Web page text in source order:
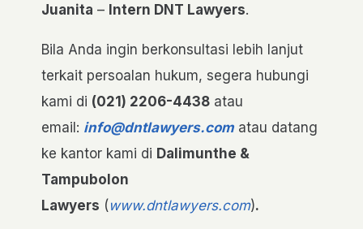
Juanita – Intern DNT Lawyers.
Bila Anda ingin berkonsultasi lebih lanjut
terkait persoalan hukum, segera hubungi
kami di (021) 2206-4438 atau
email: info@dntlawyers.com atau datang
ke kantor kami di Dalimunthe &
Tampubolon
Lawyers (www.dntlawyers.com).